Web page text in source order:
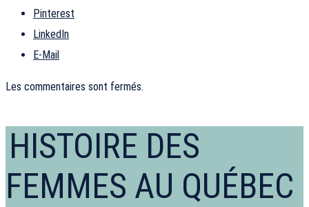
Pinterest
LinkedIn
E-Mail
Les commentaires sont fermés.
HISTOIRE DES
FEMMES AU QUÉBEC